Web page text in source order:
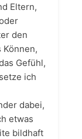
Eltern,
den
Gefühl,
ich
dabei,
etwas
bildhaft